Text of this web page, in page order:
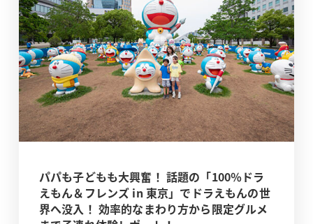
パパも子どもも大興奮！ 話題の「100％ドラ
えもん＆フレンズ in 東京」でドラえもんの世
界へ没入！ 効率的なまわり方から限定グルメ